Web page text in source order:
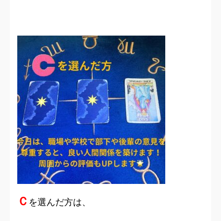
Ｃ を選んだ方は、